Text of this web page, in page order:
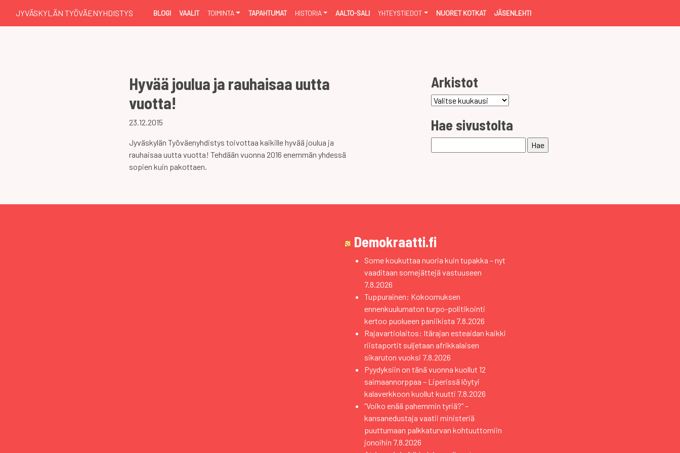
JYVÄSKYLÄN TYÖVÄENYHDISTYS BLOGI VAALIT TOIMINTA TAPAHTUMAT HISTORIA AALTO-SALI YHTEYSTIEDOT NUORET KOTKAT JÄSENLEHTI
Hyvää joulua ja rauhaisaa uutta
vuotta!
23.12.2015
Jyväskylän Työväenyhdistys toivottaa kaikille hyvää joulua ja
rauhaisaa uutta vuotta! Tehdään vuonna 2016 enemmän yhdessä
sopien kuin pakottaen.
Arkistot
Arkistot
Hae sivustolta
Demokraatti.fi
Some koukuttaa nuoria kuin tupakka – nyt
vaaditaan somejättejä vastuuseen
7.8.2026
Tuppurainen: Kokoomuksen
ennenkuulumaton turpo-politikointi
kertoo puolueen paniikista 7.8.2026
Rajavartiolaitos: Itärajan esteaidan kaikki
riistaportit suljetaan afrikkalaisen
sikaruton vuoksi 7.8.2026
Pyydyksiin on tänä vuonna kuollut 12
saimaannorppaa – Liperissä löytyi
kalaverkkoon kuollut kuutti 7.8.2026
”Voiko enää pahemmin tyriä?” –
kansanedustaja vaatii ministeriä
puuttumaan palkkaturvan kohtuuttomiin
jonoihin 7.8.2026